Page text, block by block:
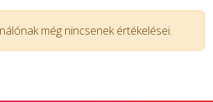
ÉPÍTŐANYAGmég nincsenek értékelései.